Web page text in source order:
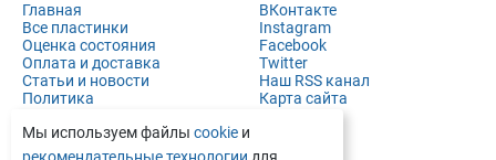
Главная
Все пластинки
Оценка состояния
Оплата и доставка
Статьи и новости
Политика
Контакты
Полная версия сайта
ВКонтакте
Instagram
Facebook
Twitter
Наш RSS канал
Карта сайта
Мы используем файлы cookie и